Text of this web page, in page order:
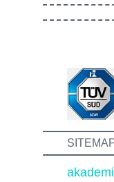
schreibe